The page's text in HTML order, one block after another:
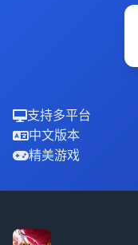
支持多平台
中文版本
精美游戏